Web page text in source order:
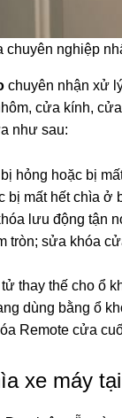
nghiệp
chuyên nhận xử
cửa kính,
như sau:
hỏng hoặc bị
bị mất hết chìa ở
lưu động tận
tròn; sửa khóa
thay thế cho ổ
dùng bằng ổ
Remote cửa
xe máy